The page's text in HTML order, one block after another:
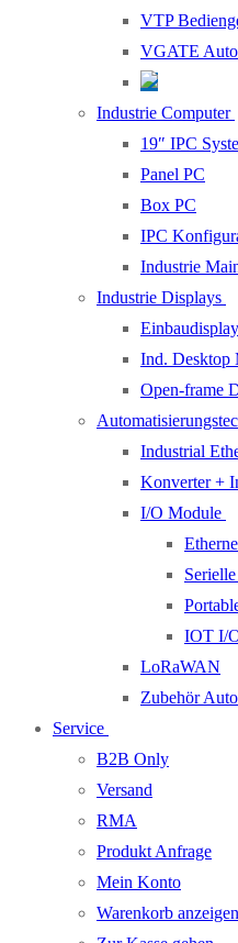
VTP
VGATE
Industrie Computer
19″ IPC
Panel PC
Box PC
IPC
Industrie
Industrie Displays
Ind. Desktop
Open-frame
Industrial
Konverter +
I/O Module
IOT I/
LoRaWAN
Zubehör
Service
B2B Only
Versand
RMA
Produkt Anfrage
Mein Konto
Warenkorb anzeigen